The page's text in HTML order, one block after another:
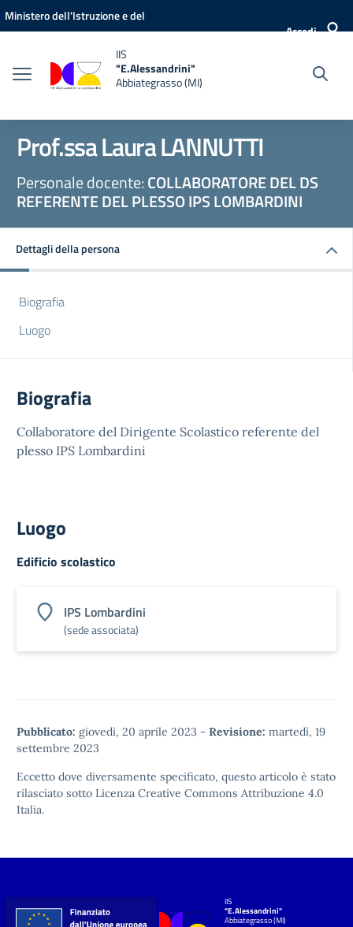
Vai ai contenuti
Vai al menu di navigazione
Vai al footer
Ministero dell'Istruzione e del
Accedi
IIS
"E.Alessandrini"
Abbiategrasso (MI)
Prof.ssa Laura LANNUTTI
Personale docente:COLLABORATORE DEL DS
REFERENTE DEL PLESSO IPS LOMBARDINI
Dettagli della persona
Biografia
Luogo
Biografia
Collaboratore del Dirigente Scolastico referente del
plesso IPS Lombardini
Luogo
Edificio scolastico
IPS Lombardini
(sede associata)
Pubblicato: giovedì, 20 aprile 2023 - Revisione: martedì, 19
settembre 2023
Eccetto dove diversamente specificato, questo articolo è stato
rilasciato sotto Licenza Creative Commons Attribuzione 4.0
Italia.
IIS
"E.Alessandrini"
Abbiategrasso (MI)